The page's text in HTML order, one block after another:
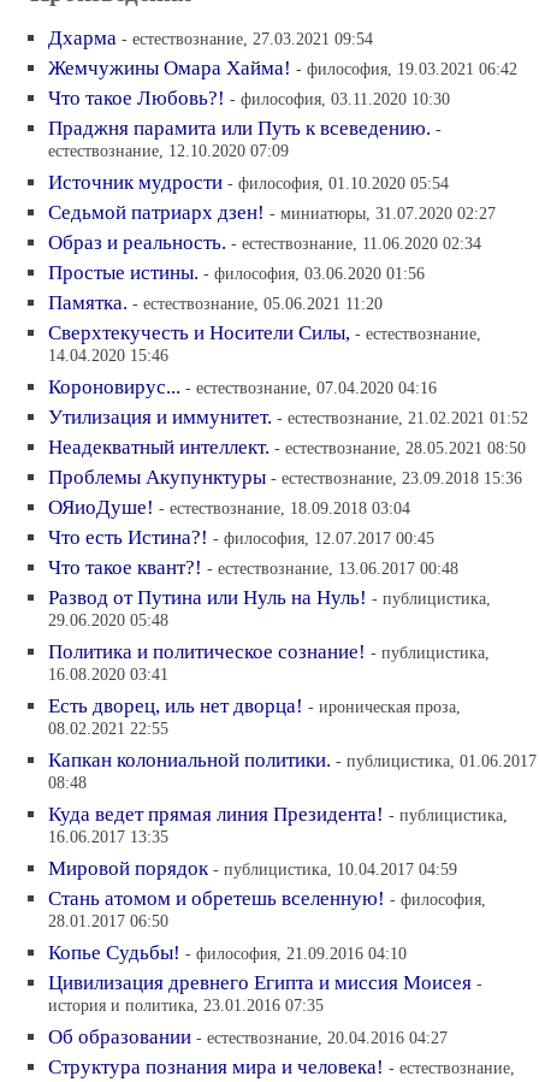
Дхарма - естествознание, 27.03.2021 09:54
Жемчужины Омара Хайма! - философия, 19.03.2021 06:42
Что такое Любовь?! - философия, 03.11.2020 10:30
Праджня парамита или Путь к всеведению. -
естествознание, 12.10.2020 07:09
Источник мудрости - философия, 01.10.2020 05:54
Седьмой патриарх дзен! - миниатюры, 31.07.2020 02:27
Образ и реальность. - естествознание, 11.06.2020 02:34
Простые истины. - философия, 03.06.2020 01:56
Памятка. - естествознание, 05.06.2021 11:20
Сверхтекучесть и Носители Силы, - естествознание,
14.04.2020 15:46
Короновирус... - естествознание, 07.04.2020 04:16
Утилизация и иммунитет. - естествознание, 21.02.2021 01:52
Неадекватный интеллект. - естествознание, 28.05.2021 08:50
Проблемы Акупунктуры - естествознание, 23.09.2018 15:36
ОЯиоДуше! - естествознание, 18.09.2018 03:04
Что есть Истина?! - философия, 12.07.2017 00:45
Что такое квант?! - естествознание, 13.06.2017 00:48
Развод от Путина или Нуль на Нуль! - публицистика,
29.06.2020 05:48
Политика и политическое сознание! - публицистика,
16.08.2020 03:41
Есть дворец, иль нет дворца! - ироническая проза,
08.02.2021 22:55
Капкан колониальной политики. - публицистика, 01.06.2017
08:48
Куда ведет прямая линия Президента! - публицистика,
16.06.2017 13:35
Мировой порядок - публицистика, 10.04.2017 04:59
Стань атомом и обретешь вселенную! - философия,
28.01.2017 06:50
Копье Судьбы! - философия, 21.09.2016 04:10
Цивилизация древнего Египта и миссия Моисея -
история и политика, 23.01.2016 07:35
Об образовании - естествознание, 20.04.2016 04:27
Структура познания мира и человека! - естествознание,